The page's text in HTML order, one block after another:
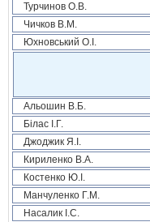
Турчинов О.В.
Чичков В.М.
Юхновський О.І.
Альошин В.Б.
Білас І.Г.
Джоджик Я.І.
Кириленко В.А.
Костенко Ю.І.
Манчуленко Г.М.
Насалик І.С.